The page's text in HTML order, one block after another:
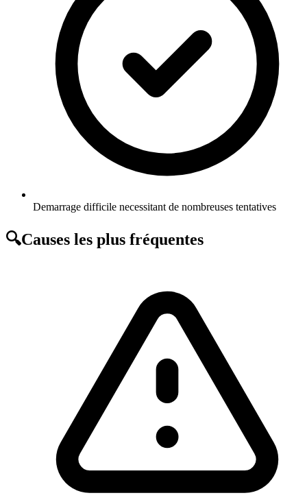
Demarrage difficile necessitant de nombreuses tentatives
🔍Causes les plus fréquentes